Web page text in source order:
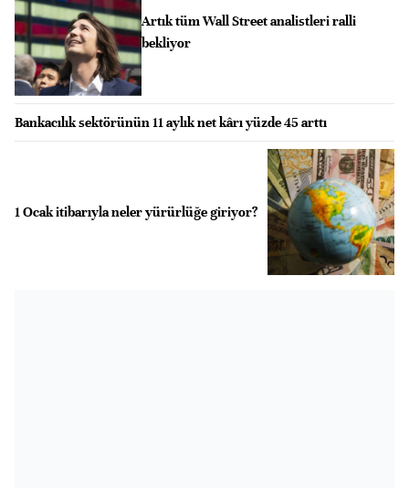
Artık tüm Wall Street analistleri ralli
bekliyor
Bankacılık sektörünün 11 aylık net kârı yüzde 45 arttı
1 Ocak itibarıyla neler yürürlüğe giriyor?